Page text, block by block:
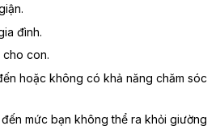
đình.
cho con.
hoặc không có khả năng chăm sóc
đến mức bạn không thể ra khỏi giường